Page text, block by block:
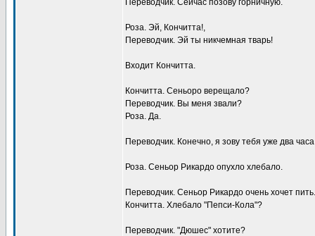
Переводчик. Сейчас позову горничную.
Роза. Эй, Кончитта!,
Переводчик. Эй ты никчемная тварь!
Входит Кончитта.
Кончитта. Сеньоро верещало?
Переводчик. Вы меня звали?
Роза. Да.
Переводчик. Конечно, я зову тебя уже два
Роза. Сеньор Рикардо опухло хлебало.
Переводчик. Сеньор Рикардо очень хочет пить.
Кончитта. Хлебало "Пепси-Кола"?
Переводчик. "Дюшес" хотите?